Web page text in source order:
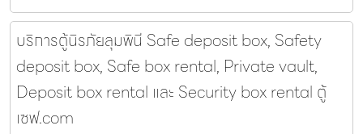
บริการตู้นิรภัยลุมพินี Safe deposit box, Safety
deposit box, Safe box rental, Private vault,
Deposit box rental และ Security box rental ตู้
เซฟ.com